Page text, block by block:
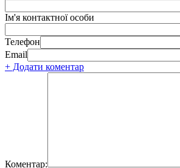
Ім'я контактної особи
Телефон
Email
+ Додати коментар
Коментар: